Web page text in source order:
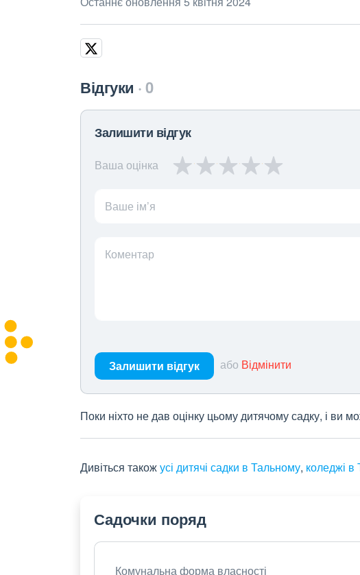
Відгуки 0
Залишити відгук
Ваша оцінка
Ваше ім’я
Коментар
Залишити відгук або Відмінити
Поки ніхто не дав оцінку цьому дитячому садку, і ви
Дивіться такожусі дитячі садки в Тальному, коледжі
Садочки поряд
Комунальна форма власності